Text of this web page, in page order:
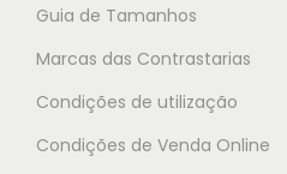
Guia de Tamanhos
Marcas das Contrastarias
Condições de utilização
Condições de Venda Online